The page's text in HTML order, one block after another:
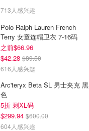
713人感兴趣
Polo Ralph Lauren French
Terry 女童连帽卫衣 7-16码
之前$66.96
$42.28 $89.50
616人感兴趣
Arc'teryx Beta SL 男士夹克 黑
色
5折 剩XL码
$299.94 $600.00
604人感兴趣